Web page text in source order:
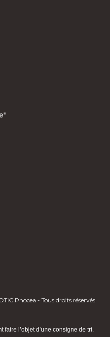
Phocea - Tous droits réservés
faire l’objet d’une consigne de tri.